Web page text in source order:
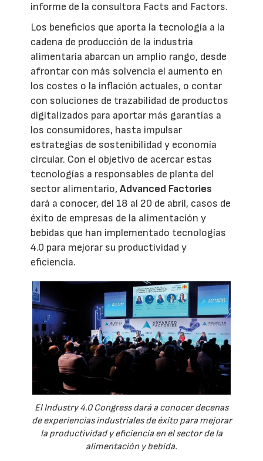
informe de la consultora Facts and Factors.
Los beneficios que aporta la tecnología a la
cadena de producción de la industria
alimentaria abarcan un amplio rango, desde
afrontar con más solvencia el aumento en
los costes o la inflación actuales, o contar
con soluciones de trazabilidad de productos
digitalizados para aportar más garantías a
los consumidores, hasta impulsar
estrategias de sostenibilidad y economía
circular. Con el objetivo de acercar estas
tecnologías a responsables de planta del
sector alimentario,Advanced Factories
dará a conocer, del 18 al 20 de abril, casos de
éxito de empresas de la alimentación y
bebidas que han implementado tecnologías
4.0 para mejorar su productividad y
eficiencia.
El Industry 4.0 Congress dará a conocer decenas
de experiencias industriales de éxito para mejorar
la productividad y eficiencia en el sector de la
alimentación y bebida.